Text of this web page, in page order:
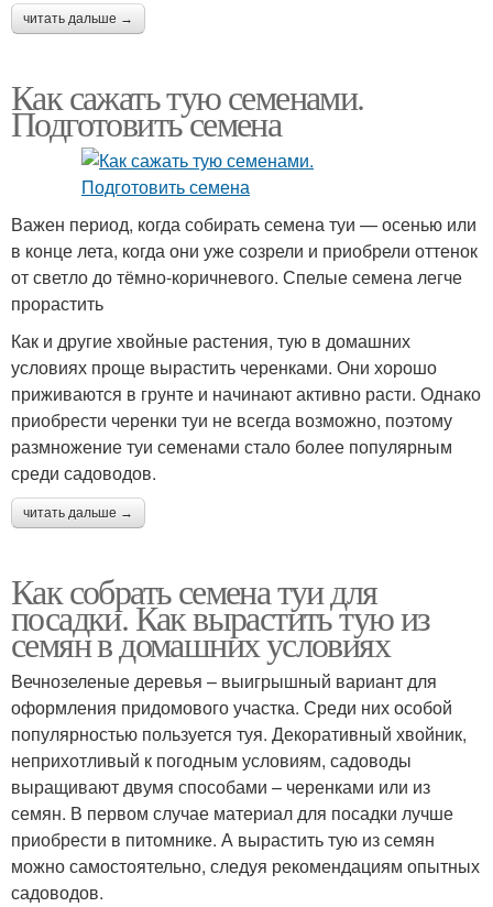
читать дальше →
Как сажать тую семенами.
Подготовить семена
Важен период, когда собирать семена туи — осенью или
в конце лета, когда они уже созрели и приобрели оттенок
от светло до тёмно-коричневого. Спелые семена легче
прорастить
Как и другие хвойные растения, тую в домашних
условиях проще вырастить черенками. Они хорошо
приживаются в грунте и начинают активно расти. Однако
приобрести черенки туи не всегда возможно, поэтому
размножение туи семенами стало более популярным
среди садоводов.
читать дальше →
Как собрать семена туи для
посадки. Как вырастить тую из
семян в домашних условиях
Вечнозеленые деревья – выигрышный вариант для
оформления придомового участка. Среди них особой
популярностью пользуется туя. Декоративный хвойник,
неприхотливый к погодным условиям, садоводы
выращивают двумя способами – черенками или из
семян. В первом случае материал для посадки лучше
приобрести в питомнике. А вырастить тую из семян
можно самостоятельно, следуя рекомендациям опытных
садоводов.